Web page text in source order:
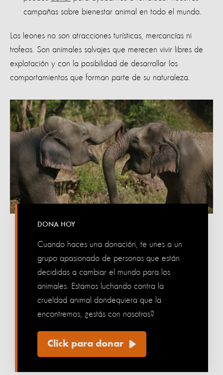
campañas sobre bienestar animal en todo el mundo.
Los leones no son atracciones turísticas, mercancías ni
trofeos. Son animales salvajes que merecen vivir libres de
explotación y con la posibilidad de desarrollar los
comportamientos que forman parte de su naturaleza.
DONA HOY
Cuando haces una donación, te unes a un
grupo apasionado de personas que están
decididas a cambiar el mundo para los
animales. Estamos luchando contra la
crueldad animal dondequiera que la
encontremos, ¿estás con nosotros?
Click para donar